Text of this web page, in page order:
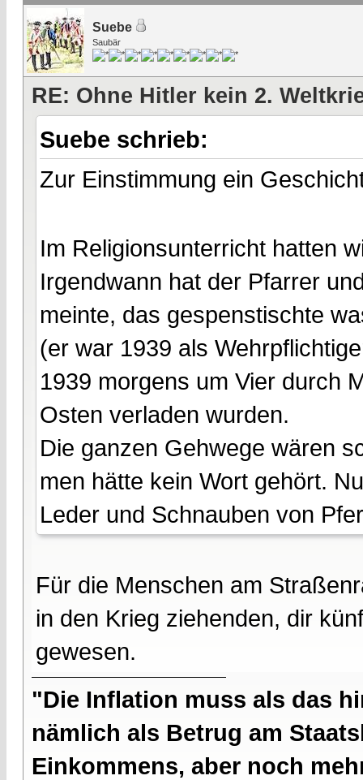
Suebe
Saubär
RE: Ohne Hitler kein 2.
Suebe schrieb:
Zur Einstimmung ein
Im Religionsunterricht hatten
Irgendwann hat der Pfarrer
meinte, das gespenstischte
(er war 1939 als
1939 morgens um Vier durch
Osten verladen wurden.
Die ganzen Gehwege wären
men hätte kein Wort gehört.
Leder und Schnauben von
Für die Menschen am
in den Krieg ziehenden, dir
gewesen.
"Die Inflation muss als das
nämlich als Betrug am
Einkommens, aber noch